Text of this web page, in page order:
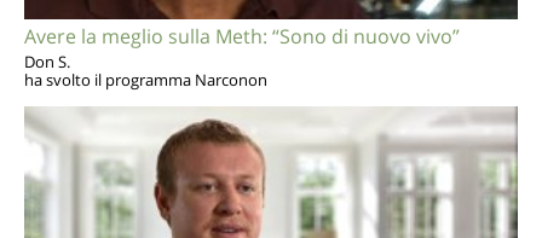
Avere la meglio sulla Meth: “Sono di nuovo vivo”
Don S.
ha svolto il programma Narconon